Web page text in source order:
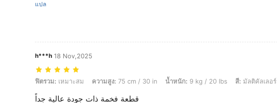
แปล
h***h 18 Nov,2025
ฟิตรวม: เหมาะสม, ความสูง: 75 cm / 30 in, น้ำหนัก: 9 kg / 20 lbs, สี: มัลติคัลเลอร์, ไซส์: 80
ฟิตรวม: เหมาะสม ความสูง: 75 cm / 30 in น้ำหนัก: 9 kg / 20 lbs สี: มัลติคัลเลอร์
قطعة فخمة ذات جودة عالية جداً